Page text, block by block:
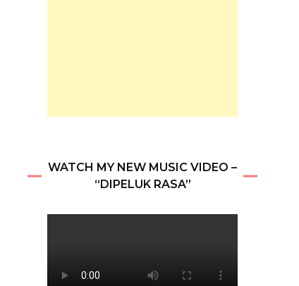
WATCH MY NEW MUSIC VIDEO –
“DIPELUK RASA”